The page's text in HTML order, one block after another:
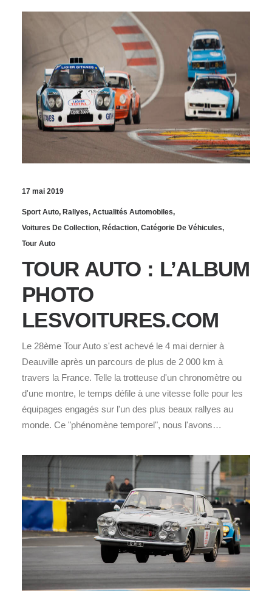
17 mai 2019
Sport Auto, Rallyes, Actualités Automobiles,
Voitures De Collection, Rédaction, Catégorie De Véhicules,
Tour Auto
TOUR AUTO : L’ALBUM
PHOTO
LESVOITURES.COM
Le 28ème Tour Auto s'est achevé le 4 mai dernier à
Deauville après un parcours de plus de 2 000 km à
travers la France. Telle la trotteuse d'un chronomètre ou
d'une montre, le temps défile à une vitesse folle pour les
équipages engagés sur l'un des plus beaux rallyes au
monde. Ce "phénomène temporel", nous l'avons…